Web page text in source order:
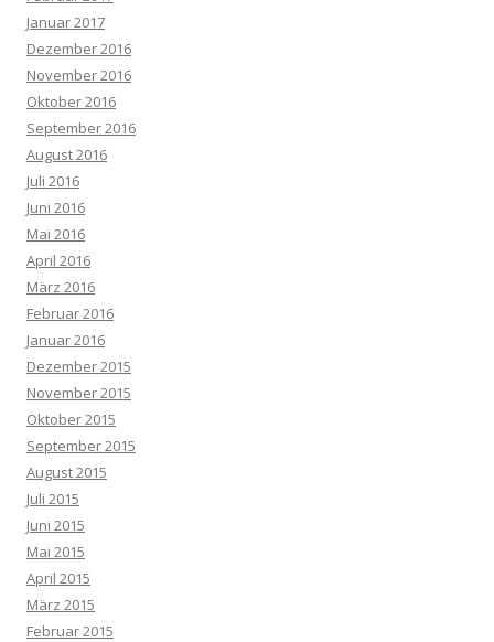
Januar 2017
Dezember 2016
November 2016
Oktober 2016
September 2016
August 2016
Juli 2016
Juni 2016
Mai 2016
April 2016
März 2016
Februar 2016
Januar 2016
Dezember 2015
November 2015
Oktober 2015
September 2015
August 2015
Juli 2015
Juni 2015
Mai 2015
April 2015
März 2015
Februar 2015